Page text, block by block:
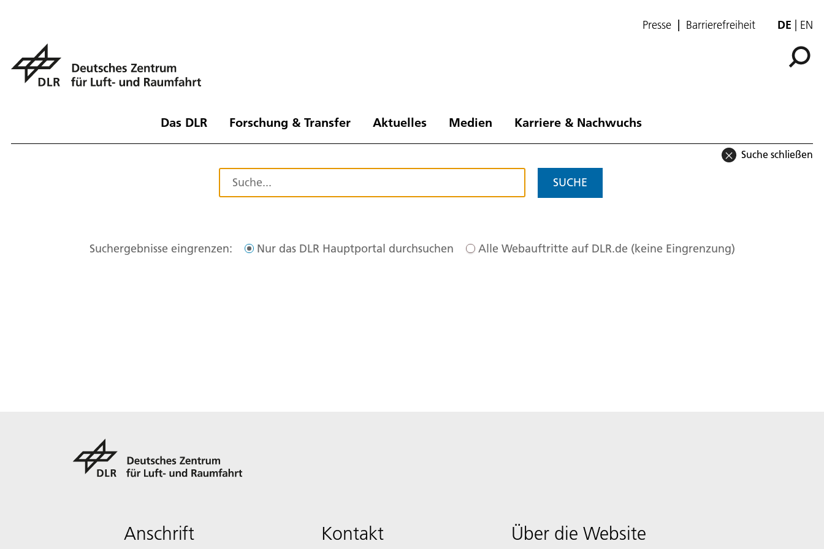
Presse Barrierefreiheit DE EN
Das DLR Forschung & Transfer Aktuelles Medien Karriere & Nachwuchs
Suche schließen
SUCHE
Suchergebnisse eingrenzen: Nur das DLR Hauptportal durchsuchen Alle Webauftritte auf DLR.de (keine Eingrenzung)
Anschrift Kontakt Über die Website